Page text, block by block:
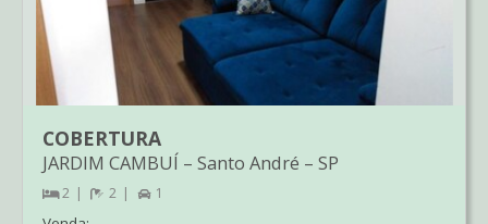
COBERTURA
JARDIM CAMBUÍ – Santo André – SP
2 2 1